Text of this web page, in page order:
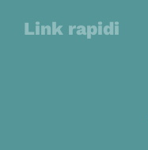
Link rapidi